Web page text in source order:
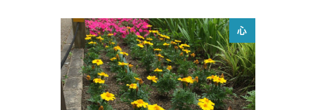
心